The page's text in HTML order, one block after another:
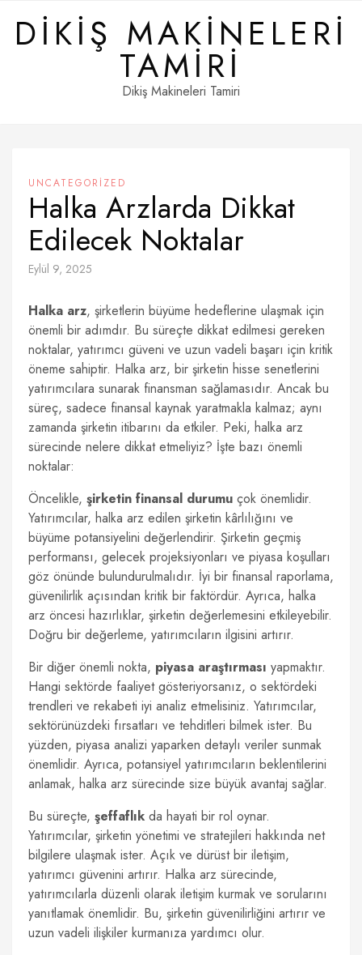
contentDIKIŞ MAKINELERI
TAMIRI
Dikiş Makineleri Tamiri
UNCATEGORIZED
Halka Arzlarda Dikkat
Edilecek Noktalar
Eylül 9, 2025
Halka arz, şirketlerin büyüme hedeflerine ulaşmak için
önemli bir adımdır. Bu süreçte dikkat edilmesi gereken
noktalar, yatırımcı güveni ve uzun vadeli başarı için kritik
öneme sahiptir. Halka arz, bir şirketin hisse senetlerini
yatırımcılara sunarak finansman sağlamasıdır. Ancak bu
süreç, sadece finansal kaynak yaratmakla kalmaz; aynı
zamanda şirketin itibarını da etkiler. Peki, halka arz
sürecinde nelere dikkat etmeliyiz? İşte bazı önemli
noktalar:
Öncelikle, şirketin finansal durumu çok önemlidir.
Yatırımcılar, halka arz edilen şirketin kârlılığını ve
büyüme potansiyelini değerlendirir. Şirketin geçmiş
performansı, gelecek projeksiyonları ve piyasa koşulları
göz önünde bulundurulmalıdır. İyi bir finansal raporlama,
güvenilirlik açısından kritik bir faktördür. Ayrıca, halka
arz öncesi hazırlıklar, şirketin değerlemesini etkileyebilir.
Doğru bir değerleme, yatırımcıların ilgisini artırır.
Bir diğer önemli nokta, piyasa araştırması yapmaktır.
Hangi sektörde faaliyet gösteriyorsanız, o sektördeki
trendleri ve rekabeti iyi analiz etmelisiniz. Yatırımcılar,
sektörünüzdeki fırsatları ve tehditleri bilmek ister. Bu
yüzden, piyasa analizi yaparken detaylı veriler sunmak
önemlidir. Ayrıca, potansiyel yatırımcıların beklentilerini
anlamak, halka arz sürecinde size büyük avantaj sağlar.
Bu süreçte, şeffaflık da hayati bir rol oynar.
Yatırımcılar, şirketin yönetimi ve stratejileri hakkında net
bilgilere ulaşmak ister. Açık ve dürüst bir iletişim,
yatırımcı güvenini artırır. Halka arz sürecinde,
yatırımcılarla düzenli olarak iletişim kurmak ve sorularını
yanıtlamak önemlidir. Bu, şirketin güvenilirliğini artırır ve
uzun vadeli ilişkiler kurmanıza yardımcı olur.